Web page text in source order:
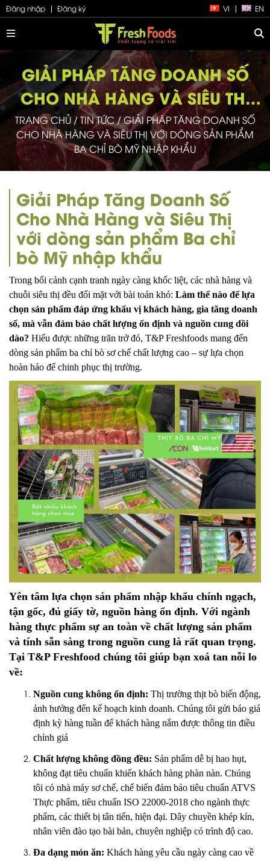
Đăng nhập Đăng ký VI EN
GIẢI PHÁP TĂNG DOANH SỐ
CHO NHÀ HÀNG VÀ SIÊU THỊ
TỪ THỊT BA CHỈ BÒ MỸ
TRANG CHỦ /TIN TỨC/GIẢI PHÁP TĂNG DOANH SỐ
CHO NHÀ HÀNG VÀ SIÊU THỊ VỚI DÒNG SẢN PHẨM
BA CHỈ BÒ MỸ NHẬP KHẨU
Giải Pháp Tăng Doanh Số
Cho Nhà Hàng và Siêu Thị
với dòng sản phẩm Ba chỉ
bò Mỹ nhập khẩu
Trong bối cảnh cạnh tranh ngày càng khốc liệt, các nhà hàng và
chuỗi siêu thị đều đối mặt với bài toán khó: Làm thế nào để lựa
chọn sản phẩm đáp ứng khẩu vị khách hàng, gia tăng doanh
số, mà vẫn đảm bảo chất lượng ổn định và nguồn cung dồi
dào? Hiểu được những trăn trở đó, T&P Freshfoods mang đến
dòng sản phẩm ba chỉ bò sơ chế chất lượng cao – sự lựa chọn
hoàn hảo để chinh phục thị trường.
Yên tâm lựa chọn sản phẩm nhập khẩu chính ngạch,
tận gốc, đủ giấy tờ, nguồn hàng ổn định. Với ngành
hàng thực phẩm sự an toàn về chất lượng sản phẩm
và tính sẵn sàng trong nguồn cung là rất quan trọng.
Tại T&P Freshfood chúng tôi giúp bạn xoá tan nỗi lo
về:
Nguồn cung không ổn định: Thị trường thịt bò biến động,
ảnh hưởng đến kế hoạch kinh doanh. Chúng tôi gửi báo giá
định kỳ hàng tuần để khách hàng nắm được thông tin điều
chỉnh giá
Chất lượng không đồng đều: Sản phẩm dễ bị hao hụt,
không đạt tiêu chuẩn khiến khách hàng phàn nàn. Chúng
tôi có nhà máy sơ chế, chế biến đảm bảo tiêu chuẩn ATVS
Thực phẩm, tiêu chuẩn ISO 22000-2018 cho ngành thực
phẩm, các thiết bị tân tiến, hiện đại. Dây chuyền khép kín,
nhân viên đào tạo bài bản, chuyên nghiệp có trình độ cao.
Đa dạng món ăn: Khách hàng yêu cầu ngày càng cao về